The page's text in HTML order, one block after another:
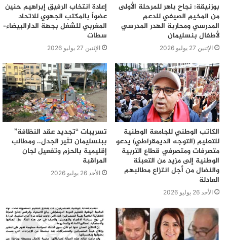
بوزنيقة: نجاح باهر للمرحلة الأولى
من المخيم الصيفي للدعم
المدرسي ومحاربة الهدر المدرسي
لأطفال بنسليمان
الإثنين 27 يوليو 2026
إعادة انتخاب الرفيق إبراهيم حنين
عضواً بالمكتب الجهوي للاتحاد
المغربي للشغل بجهة الدارالبيضاء–
سطات
الإثنين 27 يوليو 2026
الكاتب الوطني للجامعة الوطنية
للتعليم (التوجه الديمقراطي) يدعو
متصرفات ومتصرفي قطاع التربية
الوطنية إلى مزيد من التعبئة
والنضال من أجل انتزاع مطالبهم
العادلة
الأحد 26 يوليو 2026
تسريبات “تجديد عقد النظافة”
ببنسليمان تثير الجدل.. ومطالب
إقليمية بالحزم وتفعيل لجان
المراقبة
الأحد 26 يوليو 2026